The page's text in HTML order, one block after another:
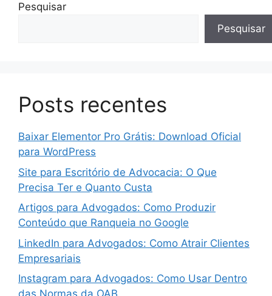
Pesquisar
Pesquisar
Posts recentes
Baixar Elementor Pro Grátis: Download Oficial
para WordPress
Site para Escritório de Advocacia: O Que
Precisa Ter e Quanto Custa
Artigos para Advogados: Como Produzir
Conteúdo que Ranqueia no Google
LinkedIn para Advogados: Como Atrair Clientes
Empresariais
Instagram para Advogados: Como Usar Dentro